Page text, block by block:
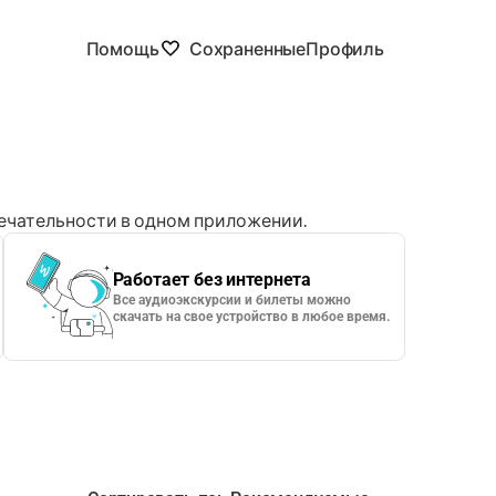
Помощь СохраненныеПрофиль
в одном приложении.
Работает без интернета
Все аудиоэкскурсии и билеты можно
скачать на свое устройство в любое время.